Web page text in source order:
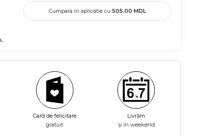
Cumpara in aplicatie cu 505.00 MDL
Card de felicitare
gratuit
Livrăm
și în weekend